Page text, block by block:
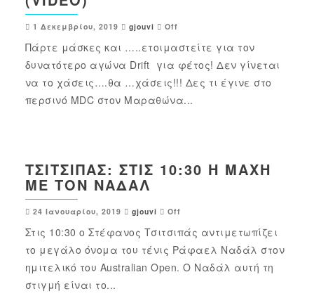
1 Δεκεμβρίου, 2019 gjouvi Off
Πάρτε μάσκες και …..ετοιμαστείτε για τον
δυνατότερο αγώνα Drift για φέτος! Δεν γίνεται
να το χάσεις….θα …χάσεις!!! Δες τι έγινε στο
περσινό MDC στον Μαραθώνα...
ΤΣΙΤΣΙΠΆΣ: ΣΤΙΣ 10:30 Η ΜΆΧΗ
ΜΕ ΤΟΝ ΝΑΔΆΛ
24 Ιανουαρίου, 2019 gjouvi Off
Στις 10:30 ο Στέφανος Τσιτσιπάς αντιμετωπίζει
το μεγάλο όνομα του τένις Ράφαελ Ναδάλ στον
ημιτελικό του Australian Open. Ο Ναδάλ αυτή τη
στιγμή είναι το...